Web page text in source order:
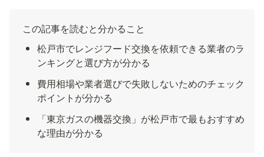
この記事を読むと分かること
松戸市でレンジフード交換を依頼できる業者のラ
ンキングと選び方が分かる
費用相場や業者選びで失敗しないためのチェック
ポイントが分かる
「東京ガスの機器交換」が松戸市で最もおすすめ
な理由が分かる